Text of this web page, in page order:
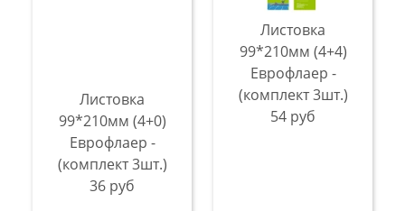
Листовка
99*210мм (4+0)
Еврофлаер -
(комплект 3шт.)
36 руб
Листовка
99*210мм (4+4)
Еврофлаер -
(комплект 3шт.)
54 руб